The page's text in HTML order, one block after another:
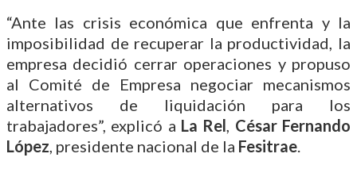
“Ante las crisis económica que enfrenta y la
imposibilidad de recuperar la productividad, la
empresa decidió cerrar operaciones y propuso
al Comité de Empresa negociar mecanismos
alternativos de liquidación para los
trabajadores”, explicó a La Rel, César Fernando
López, presidente nacional de la Fesitrae.